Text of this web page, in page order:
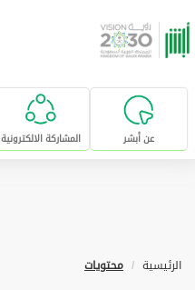
تخطى للإنتقال إلى المحتوى الرئيسي
عن أبشر المشاركة الالكترونية
الرئيسية محتويات